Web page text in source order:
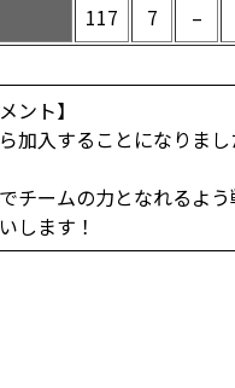
117 7 –
ント】
加入することになりま
チームの力となれるよう
します！